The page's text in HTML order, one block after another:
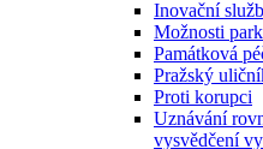
Inovační
Možnosti
Památková
Pražský
Proti korupci
Uznávání
vysvědčení